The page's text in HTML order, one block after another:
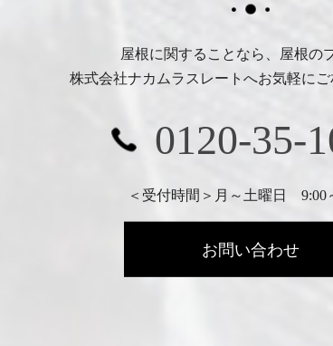
屋根に関することなら、屋根の
株式会社ナカムラスレートへお気軽にご
0120-35-
＜受付時間＞月～土曜日 9:00
お問い合わせ